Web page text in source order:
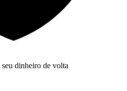
dinheiro de volta